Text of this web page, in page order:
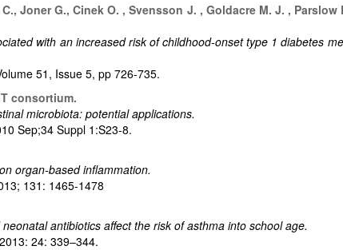
Joner G., Cinek O. , Svensson J. , Goldacre M. J. , Parslow
with an increased risk of childhood-onset type 1 diabetes
51, Issue 5, pp 726-735.
consortium.
microbiota: potential applications.
Sep;34 Suppl 1:S23-8.
organ-based inflammation.
131: 1465-1478
antibiotics affect the risk of asthma into school age.
24: 339–344.